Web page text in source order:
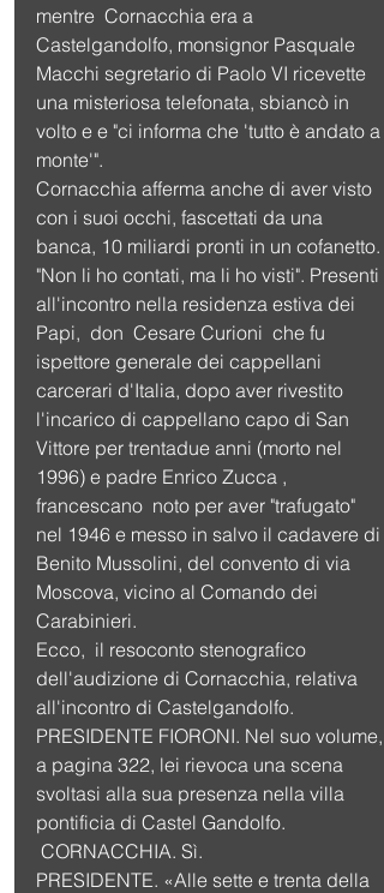
mentre  Cornacchia era a
Castelgandolfo, monsignor Pasquale
Macchi segretario di Paolo VI ricevette
una misteriosa telefonata, sbiancò in
volto e e "ci informa che 'tutto è andato a
monte'".
Cornacchia afferma anche di aver visto
con i suoi occhi, fascettati da una
banca, 10 miliardi pronti in un cofanetto.
"Non li ho contati, ma li ho visti". Presenti
all'incontro nella residenza estiva dei
Papi,  don  Cesare Curioni  che fu
ispettore generale dei cappellani
carcerari d'Italia, dopo aver rivestito
l'incarico di cappellano capo di San
Vittore per trentadue anni (morto nel
1996) e padre Enrico Zucca ,
francescano  noto per aver "trafugato"
nel 1946 e messo in salvo il cadavere di
Benito Mussolini, del convento di via
Moscova, vicino al Comando dei
Carabinieri.
Ecco,  il resoconto stenografico
dell'audizione di Cornacchia, relativa
all'incontro di Castelgandolfo.
PRESIDENTE FIORONI. Nel suo volume,
a pagina 322, lei rievoca una scena
svoltasi alla sua presenza nella villa
pontificia di Castel Gandolfo.
CORNACCHIA. Sì.
PRESIDENTE. «Alle sette e trenta della